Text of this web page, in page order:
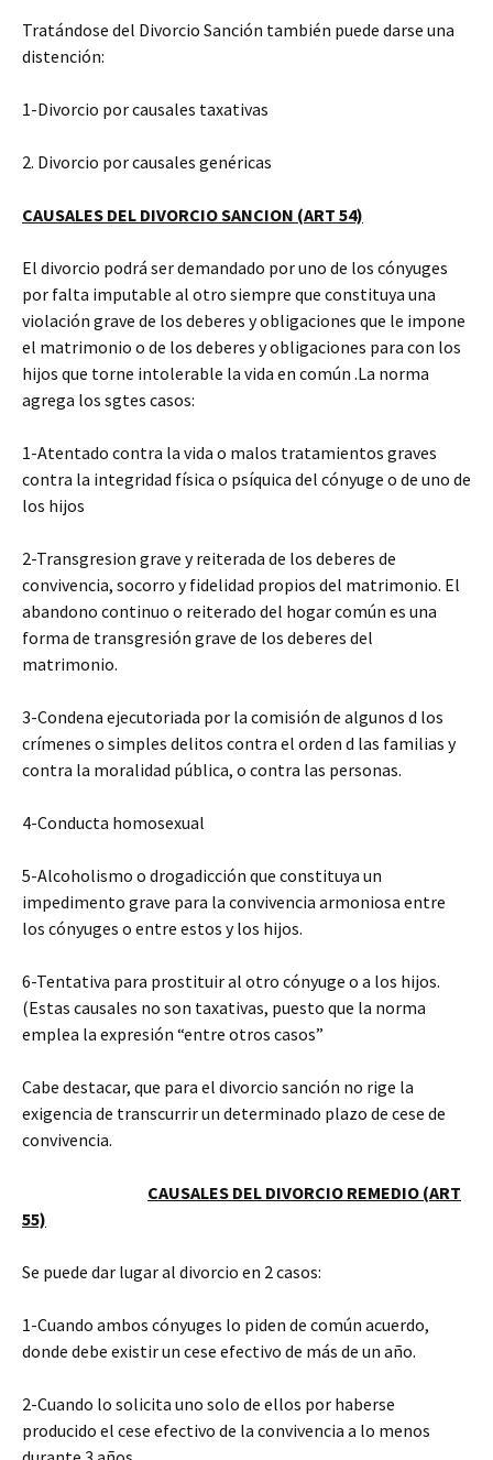
Tratándose del Divorcio Sanción también puede darse una
distención:
1-Divorcio por causales taxativas
2. Divorcio por causales genéricas
CAUSALES DEL DIVORCIO SANCION (ART 54)
El divorcio podrá ser demandado por uno de los cónyuges
por falta imputable al otro siempre que constituya una
violación grave de los deberes y obligaciones que le impone
el matrimonio o de los deberes y obligaciones para con los
hijos que torne intolerable la vida en común .La norma
agrega los sgtes casos:
1-Atentado contra la vida o malos tratamientos graves
contra la integridad física o psíquica del cónyuge o de uno de
los hijos
2-Transgresion grave y reiterada de los deberes de
convivencia, socorro y fidelidad propios del matrimonio. El
abandono continuo o reiterado del hogar común es una
forma de transgresión grave de los deberes del
matrimonio.
3-Condena ejecutoriada por la comisión de algunos d los
crímenes o simples delitos contra el orden d las familias y
contra la moralidad pública, o contra las personas.
4-Conducta homosexual
5-Alcoholismo o drogadicción que constituya un
impedimento grave para la convivencia armoniosa entre
los cónyuges o entre estos y los hijos.
6-Tentativa para prostituir al otro cónyuge o a los hijos.
(Estas causales no son taxativas, puesto que la norma
emplea la expresión “entre otros casos”
Cabe destacar, que para el divorcio sanción no rige la
exigencia de transcurrir un determinado plazo de cese de
convivencia.
CAUSALES DEL DIVORCIO REMEDIO (ART
55)
Se puede dar lugar al divorcio en 2 casos:
1-Cuando ambos cónyuges lo piden de común acuerdo,
donde debe existir un cese efectivo de más de un año.
2-Cuando lo solicita uno solo de ellos por haberse
producido el cese efectivo de la convivencia a lo menos